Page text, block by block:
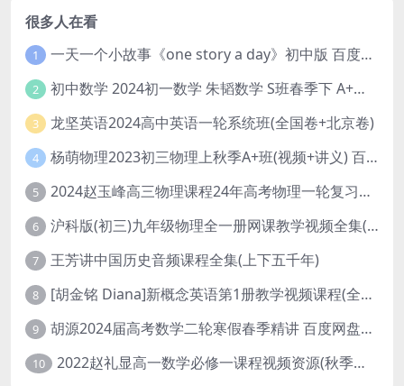
很多人在看
1 一天一个小故事《one story a day》初中版 百度网盘分享下载
2 初中数学 2024初一数学 朱韬数学 S班春季下 A+班春季下 百度云网盘
3 龙坚英语2024高中英语一轮系统班(全国卷+北京卷)
4 杨萌物理2023初三物理上秋季A+班(视频+讲义) 百度网盘分享
5 2024赵玉峰高三物理课程24年高考物理一轮复习网课教程
6 沪科版(初三)九年级物理全一册网课教学视频全集(录播版 杜春雨 66讲)
7 王芳讲中国历史音频课程全集(上下五千年)
8 [胡金铭 Diana]新概念英语第1册教学视频课程(全集 百度网盘下载)
9 胡源2024届高考数学二轮寒假春季精讲 百度网盘分享
10 2022赵礼显高一数学必修一课程视频资源(秋季班 含讲义)百度网盘云